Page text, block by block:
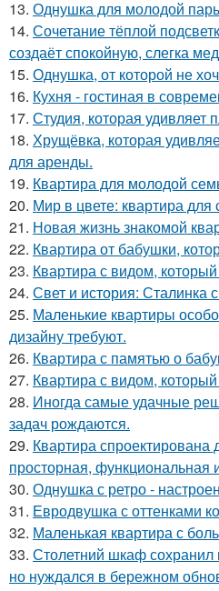
13. Однушка для молодой
14. Сочетание тёплой
создаёт спокойную, слегка
15. Однушка, от которой не
16. Кухня - гостиная в
17. Студия, которая удивляет
18. Хрущёвка, которая
для аренды.
19. Квартира для молодой
20. Мир в цвете: квартира
21. Новая жизнь знакомой
22. Квартира от бабушки,
23. Квартира с видом,
24. Свет и история: Сталинка
25. Маленькие квартиры
дизайну требуют.
26. Квартира с памятью о
27. Квартира с видом,
28. Иногда самые удачные
задач рождаются.
29. Квартира
просторная, функциональная
30. Однушка с ретро -
31. Евродвушка с оттенками
32. Маленькая квартира с
33. Столетний шкаф сохранил
но нуждался в бережном